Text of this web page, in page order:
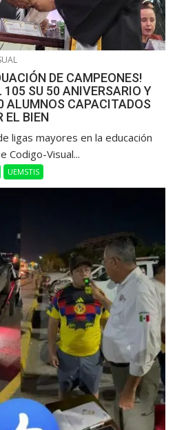
DE CAMPEONES!
105 SU 50 ANIVERSARIO Y
ALUMNOS CAPACITADOS
EL BIEN
ligas mayores en la educación
Codigo-Visual...
UEMSTIS